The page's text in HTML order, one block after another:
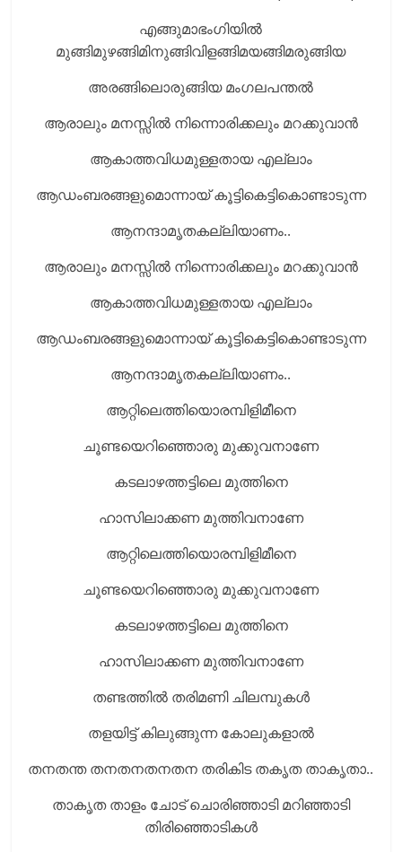
എങ്ങുമാഭംഗിയില്‍
മുങ്ങിമുഴങ്ങിമിനുങ്ങിവിളങ്ങിമയങ്ങിമരുങ്ങിയ
അരങ്ങിലൊരുങ്ങിയ മംഗലപന്തല്‍
ആരാലും മനസ്സില്‍ നിന്നൊരിക്കലും മറക്കുവാന്‍
ആകാത്തവിധമുള്ളതായ എല്ലാം
ആഡംബരങ്ങളുമൊന്നായ് കൂട്ടികെട്ടികൊണ്ടാടുന്ന
ആനന്ദാമൃതകല്ലിയാണം..
ആരാലും മനസ്സില്‍ നിന്നൊരിക്കലും മറക്കുവാന്‍
ആകാത്തവിധമുള്ളതായ എല്ലാം
ആഡംബരങ്ങളുമൊന്നായ് കൂട്ടികെട്ടികൊണ്ടാടുന്ന
ആനന്ദാമൃതകല്ലിയാണം..
ആറ്റിലെത്തിയൊരമ്പിളിമീനെ
ചൂണ്ടയെറിഞ്ഞൊരു മുക്കുവനാണേ
കടലാഴത്തട്ടിലെ മുത്തിനെ
ഹാസിലാക്കണ മുത്തിവനാണേ
ആറ്റിലെത്തിയൊരമ്പിളിമീനെ
ചൂണ്ടയെറിഞ്ഞൊരു മുക്കുവനാണേ
കടലാഴത്തട്ടിലെ മുത്തിനെ
ഹാസിലാക്കണ മുത്തിവനാണേ
തണ്ടത്തില്‍ തരിമണി ചിലമ്പുകള്‍
തളയിട്ട് കിലുങ്ങുന്ന കോലുകളാല്‍
തനതന്ത തനതനതനതന തരികിട തകൃത താകൃതാ..
താകൃത താളം ചോട് ചൊരിഞ്ഞാടി മറിഞ്ഞാടി
തിരിഞ്ഞൊടികള്‍